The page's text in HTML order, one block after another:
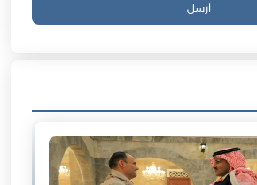
ارسل